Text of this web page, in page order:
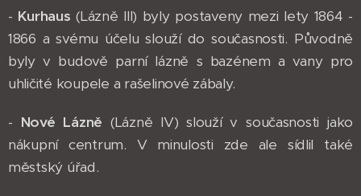
- Kurhaus(Lázně III) byly postaveny mezi lety 1864 -
1866 a svému účelu slouží do současnosti. Původně
byly v budově parní lázně s bazénem a vany pro
uhličité koupele a rašelinové zábaly.
- Nové Lázně (Lázně IV) slouží v současnosti jako
nákupní centrum. V minulosti zde ale sídlil také
městský úřad.